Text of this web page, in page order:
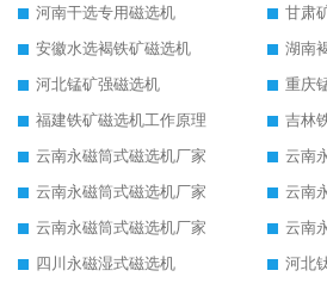
河南干选专用磁选机
安徽水选褐铁矿磁选机
湖南
河北锰矿强磁选机
重庆
福建铁矿磁选机工作原理
吉林
云南永磁筒式磁选机厂家
云南
云南永磁筒式磁选机厂家
云南
云南永磁筒式磁选机厂家
云南
四川永磁湿式磁选机
河北